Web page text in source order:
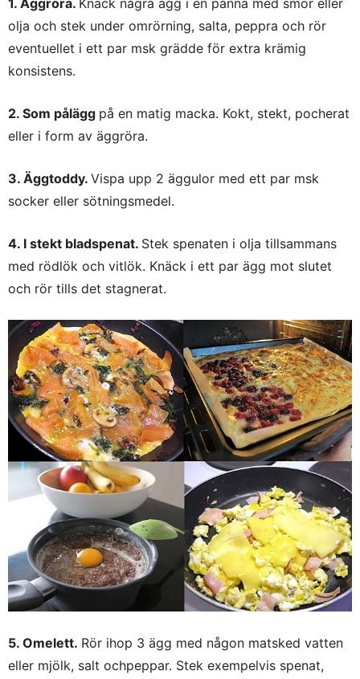
1. Äggröra. Knäck några ägg i en panna med smör eller
olja och stek under omrörning, salta, peppra och rör
eventuellet i ett par msk grädde för extra krämig
konsistens.
2. Som pålägg på en matig macka. Kokt, stekt, pocherat
eller i form av äggröra.
3. Äggtoddy. Vispa upp 2 äggulor med ett par msk
socker eller sötningsmedel.
4. I stekt bladspenat. Stek spenaten i olja tillsammans
med rödlök och vitlök. Knäck i ett par ägg mot slutet
och rör tills det stagnerat.
5. Omelett. Rör ihop 3 ägg med någon matsked vatten
eller mjölk, salt ochpeppar. Stek exempelvis spenat,